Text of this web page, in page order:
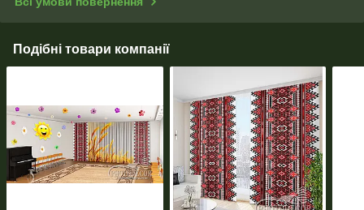
Подібні товари компанії